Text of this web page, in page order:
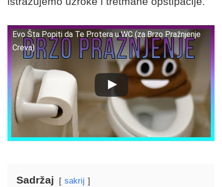
Evo Šta Popiti da Te Protera u WC (za Brzo Pražnjenje
Creva)
Sadržaj sakrij